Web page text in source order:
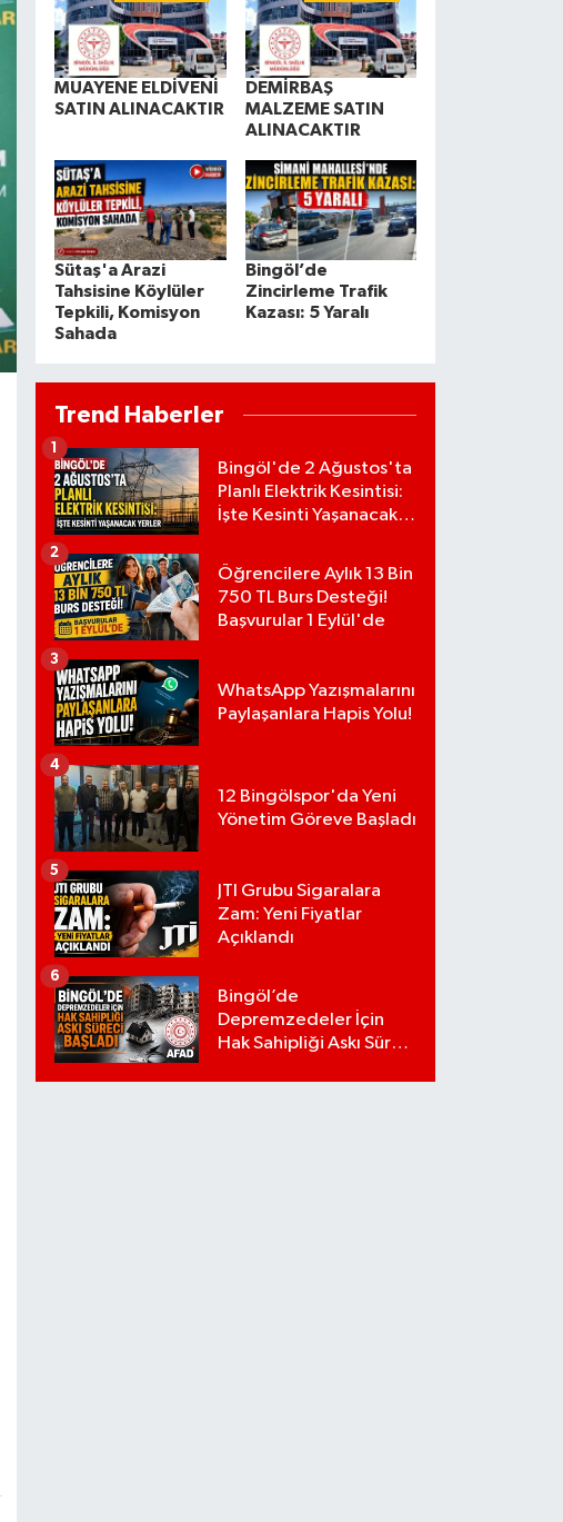
MUAYENE ELDİVENİ
SATIN ALINACAKTIR
DEMİRBAŞ
MALZEME SATIN
ALINACAKTIR
Sütaş'a Arazi
Tahsisine Köylüler
Tepkili, Komisyon
Sahada
Bingöl’de
Zincirleme Trafik
Kazası: 5 Yaralı
Trend Haberler
Bingöl'de 2 Ağustos'ta
Planlı Elektrik Kesintisi:
İşte Kesinti Yaşanacak
1
Öğrencilere Aylık 13 Bin
750 TL Burs Desteği!
Başvurular 1 Eylül'de
2
WhatsApp Yazışmalarını
Paylaşanlara Hapis Yolu!
3
12 Bingölspor'da Yeni
Yönetim Göreve Başladı
4
JTI Grubu Sigaralara
Zam: Yeni Fiyatlar
Açıklandı
5
Bingöl’de
Depremzedeler İçin
Hak Sahipliği Askı Süreci
6